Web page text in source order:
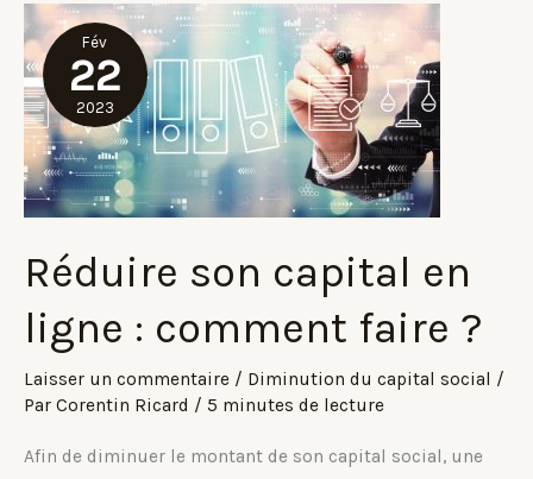
Fév
22
2023
Réduire son capital en
ligne : comment faire ?
Laisser un commentaire / Diminution du capital social /
Par Corentin Ricard / 5 minutes de lecture
Afin de diminuer le montant de son capital social, une